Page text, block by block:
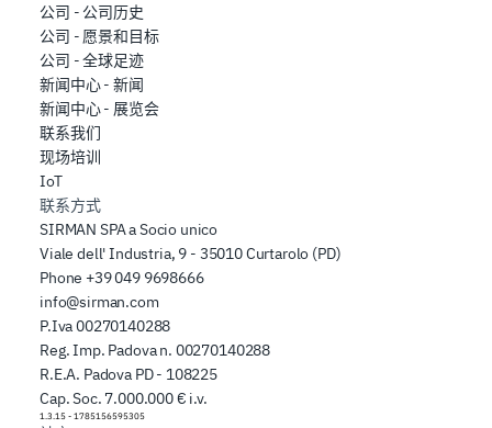
公司 - 公司历史
公司 - 愿景和目标
公司 - 全球足迹
新闻中心 - 新闻
新闻中心 - 展览会
联系我们
现场培训
IoT
联系方式
SIRMAN SPA a Socio unico
Viale dell' Industria, 9 - 35010 Curtarolo (PD)
Phone +39 049 9698666
info@sirman.com
P.Iva 00270140288
Reg. Imp. Padova n. 00270140288
R.E.A. Padova PD - 108225
Cap. Soc. 7.000.000 € i.v.
1.3.15 - 1785156595305